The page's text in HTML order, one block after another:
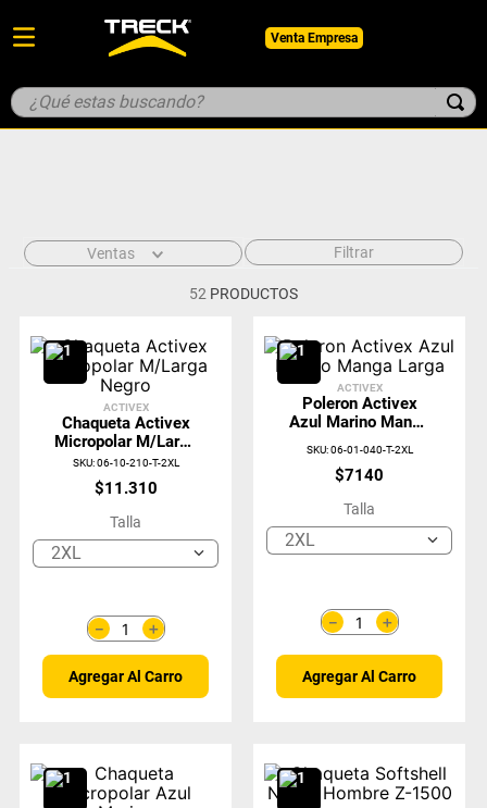
Venta Empresa
¿Qué estas buscando?
Ventas Filtrar
52 PRODUCTOS
ACTIVEX
Chaqueta Activex
Micropolar M/Larga
Negro
SKU:06-10-210-T-2XL
$11 .310
Talla
2XL
＋
－
Agregar Al Carro
ACTIVEX
Poleron Activex
Azul Marino Manga
SKU:06-01-040-T-2XL
$7140
Talla
2XL
＋
－
Agregar Al Carro
guantes
4. geologo